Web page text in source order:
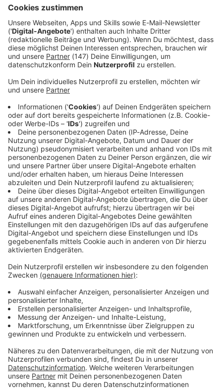
Immer auf dem Laufenden
bleiben!
Verpass' nichts mehr - mit unserem kostenlosen
ANTENNE BAYERN Newsletter. Ob Nachrichten,
Lifestyle oder unsere neuesten Aktionen - wir
informieren dich.
Zum Newsletter anmelden